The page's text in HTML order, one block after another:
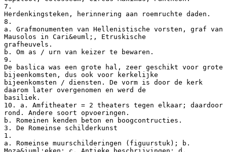
7.
Herdenkingsteken, herinnering aan roemruchte daden.
8.
a. Grafmonumenten van Hellenistische vorsten, graf van
Mausolos in Cari&euml;, Etruskische
grafheuvels.
b. Om as / urn van keizer te bewaren.
9.
De baslica was een grote hal, zeer geschikt voor grote
bijeenkomsten, dus ook voor kerkelijke
bijeenkomsten / diensten. De vorm is door de kerk
daarom later overgenomen en werd de
basiliek.
10. a. Amfitheater = 2 theaters tegen elkaar; daardoor
rond. Andere soort opvoeringen.
b. Romeinen kenden beton en boogcontructies.
3. De Romeinse schilderkunst
1.
a. Romeinse muurschilderingen (figuurstuk); b.